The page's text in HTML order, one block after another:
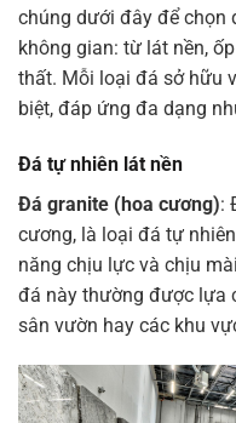
chúng dưới đây để chọn
không gian: từ lát nền,
thất. Mỗi loại đá sở hữu
biệt, đáp ứng đa dạng
Đá tự nhiên lát nền
Đá granite (hoa cương):
cương, là loại đá tự
năng chịu lực và chịu
đá này thường được lựa
sân vườn hay các khu